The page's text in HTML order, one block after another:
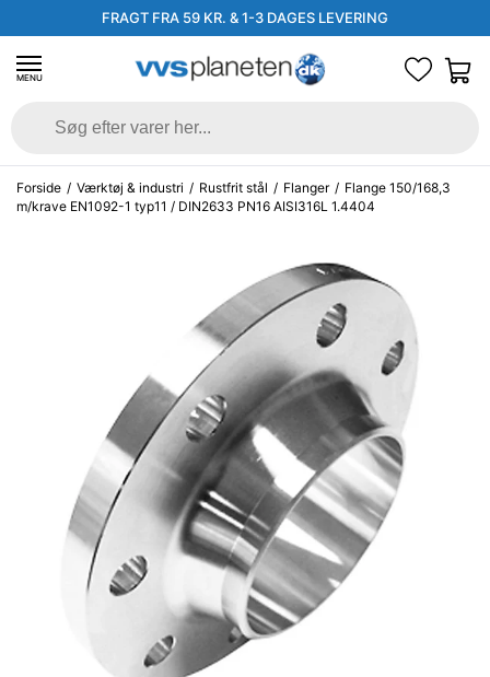
FRAGT FRA 59 KR. & 1-3 DAGES LEVERING
MENU
Forside / Værktøj & industri / Rustfrit stål / Flanger / Flange 150/168,3
m/krave EN1092-1 typ11 / DIN2633 PN16 AISI316L 1.4404